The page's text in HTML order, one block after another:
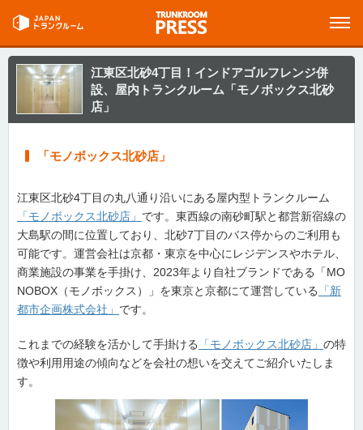
江東区北砂4丁目！インドアゴルフレンジ併
設、屋内トランクルーム「モノボックス北砂
店」
「モノボックス北砂店」
江東区北砂4丁目の丸八通り沿いにある屋内型トランクルーム
「モノボックス北砂店」 です。東西線の南砂町駅と都営新宿線の
大島駅の間に位置しており、北砂7丁目のバス停からのご利用も
可能です。運営会社は京都・東京を中心にレジデンスやホテル、
商業施設の事業を手掛け、2023年より自社ブランドである「MO
NOBOX（モノボックス）」を東京と京都にて運営している
「新
都市企画株式会社」 です。
これまでの経験を活かして手掛ける 「モノボックス北砂店」 の特
徴や利用用途の傾向などを会社の想いを交えてご紹介いたしま
す。